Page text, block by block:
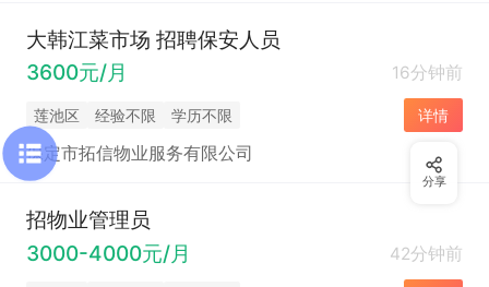
大韩江菜市场 招聘保安人员
3600元/月
16分钟前
莲池区 经验不限 学历不限 详情
保定市拓信物业服务有限公司
招物业管理员
3000-4000元/月
42分钟前
分享